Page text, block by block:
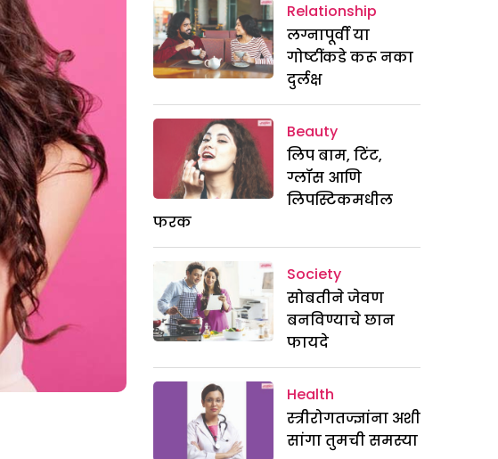
Relationship
लग्नापूर्वी या
गोष्टींकडे करू नका
दुर्लक्ष
Beauty
लिप बाम, टिंट,
ग्लॉस आणि
लिपस्टिकमधील
फरक
Society
सोबतीने जेवण
बनविण्याचे छान
फायदे
Health
स्त्रीरोगतज्ज्ञांना अशी
सांगा तुमची समस्या